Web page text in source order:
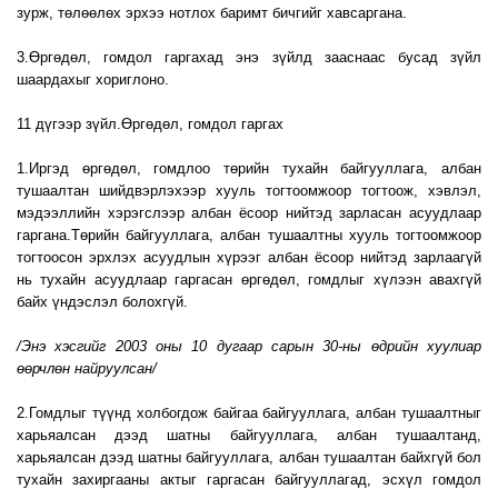
зурж, төлөөлөх эрхээ нотлох баримт бичгийг хавсаргана.
3.Өргөдөл, гомдол гаргахад энэ зүйлд зааснаас бусад зүйл
шаардахыг хориглоно.
11 дүгээр зүйл.Өргөдөл, гомдол гаргах
1.Иргэд өргөдөл, гомдлоо төрийн тухайн байгууллага, албан
тушаалтан шийдвэрлэхээр хууль тогтоомжоор тогтоож, хэвлэл,
мэдээллийн хэрэгслээр албан ёсоор нийтэд зарласан асуудлаар
гаргана.Төрийн байгууллага, албан тушаалтны хууль тогтоомжоор
тогтоосон эрхлэх асуудлын хүрээг албан ёсоор нийтэд зарлаагүй
нь тухайн асуудлаар гаргасан өргөдөл, гомдлыг хүлээн авахгүй
байх үндэслэл болохгүй.
/Энэ хэсгийг 2003 оны 10 дугаар сарын 30-ны өдрийн хуулиар
өөрчлөн найруулсан/
2.Гомдлыг түүнд холбогдож байгаа байгууллага, албан тушаалтныг
харьяалсан дээд шатны байгууллага, албан тушаалтанд,
харьяалсан дээд шатны байгууллага, албан тушаалтан байхгүй бол
тухайн захиргааны актыг гаргасан байгууллагад, эсхүл гомдол